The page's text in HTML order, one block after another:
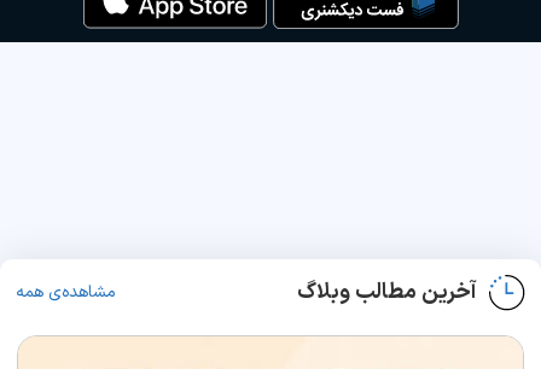
آخرین مطالب وبلاگ مشاهده‌ی همه